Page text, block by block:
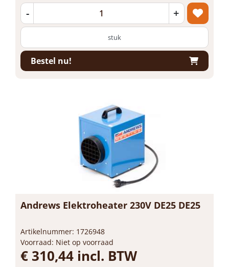
- +
stuk
Bestel nu!
Andrews Elektroheater 230V DE25 DE25
Artikelnummer: 1726948
Voorraad: Niet op voorraad
€ 310,44 incl. BTW